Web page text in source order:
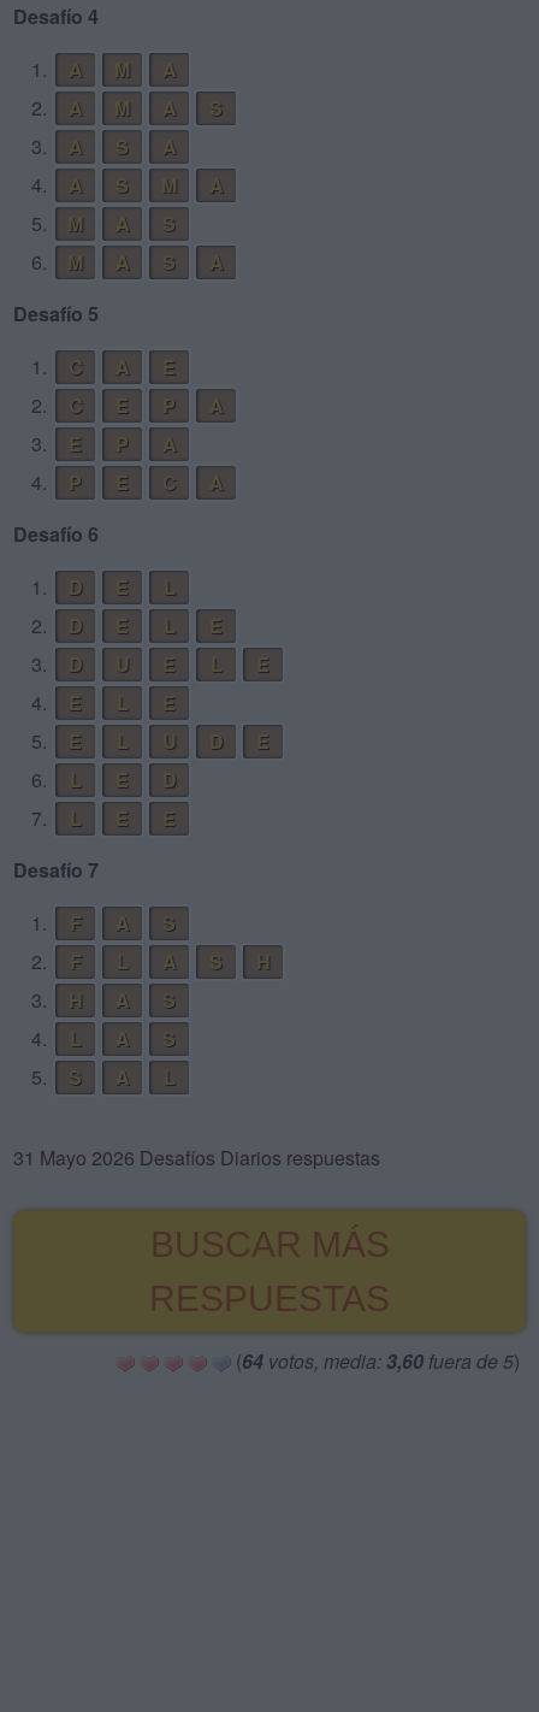
Desafío 4
1.
A M
A
2.
A M A
S
3.
A S
A
4.
A S M
A
5.
M A
S
6.
M A S
A
Desafío 5
1.
C A
E
2.
C E P
A
3.
E P
A
4.
P E C
A
Desafío 6
1.
D E
L
2.
D E L
E
3.
D U E L
E
4.
E L
E
5.
E L U D
E
6.
L E
D
7.
L E
E
Desafío 7
1.
F A
S
2.
F L A S
H
3.
H A
S
4.
L A
S
5.
S A L
31 Mayo 2026 Desafíos Diarios respuestas
BUSCAR MÁS
RESPUESTAS
(64 votos, media: 3,60 fuera de 5)